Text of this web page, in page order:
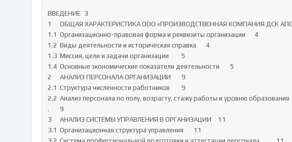
ВВЕДЕНИЕ	3
1	ОБЩАЯ ХАРАКТЕРИСТИКА ООО «ПРОИЗВОДСТВЕННАЯ КОМПАНИЯ ДСК АПС»	4
1.1	Организационно-правовая форма и реквизиты организации	4
1.2	Виды деятельности и историческая справка	4
1.3	Миссия, цели и задачи организации	5
1.4	Основные экономические показатели деятельности	5
2	АНАЛИЗ ПЕРСОНАЛА ОРГАНИЗАЦИИ	9
2.1	Структура численности работников	9
2.2	Анализ персонала по полу, возрасту, стажу работы и уровню образования
.	9
3	АНАЛИЗ СИСТЕМЫ УПРАВЛЕНИЯ В ОРГАНИЗАЦИИ	11
3.1	Организационная структура управления	11